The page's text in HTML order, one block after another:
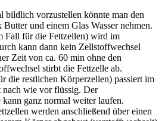
bildlich vorzustellen könnte man den
und einem Glas Wasser nehmen.
Fall für die Fettzellen) wird im
kann dann kein Zellstoffwechsel
Zeit von ca. 60 min ohne den
stirbt die Fettzelle ab.
die restlichen Körperzellen) passiert im
wie vor flüssig. Der
ganz normal weiter laufen.
werden anschließend über einen